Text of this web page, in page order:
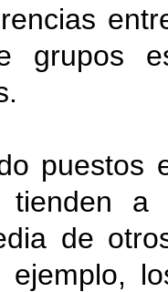
grupos
puestos
tienden
de
ejemplo,